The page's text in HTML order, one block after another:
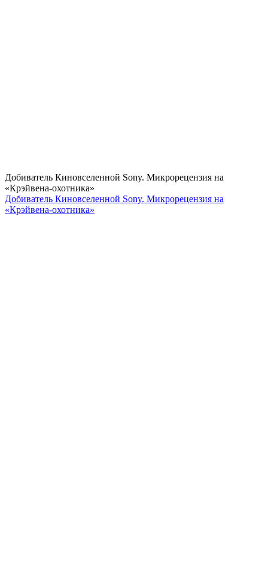
Добиватель Киновселенной Sony. Микрорецензия на
«Крэйвена-охотника»
Добиватель Киновселенной Sony. Микрорецензия на
«Крэйвена-охотника»